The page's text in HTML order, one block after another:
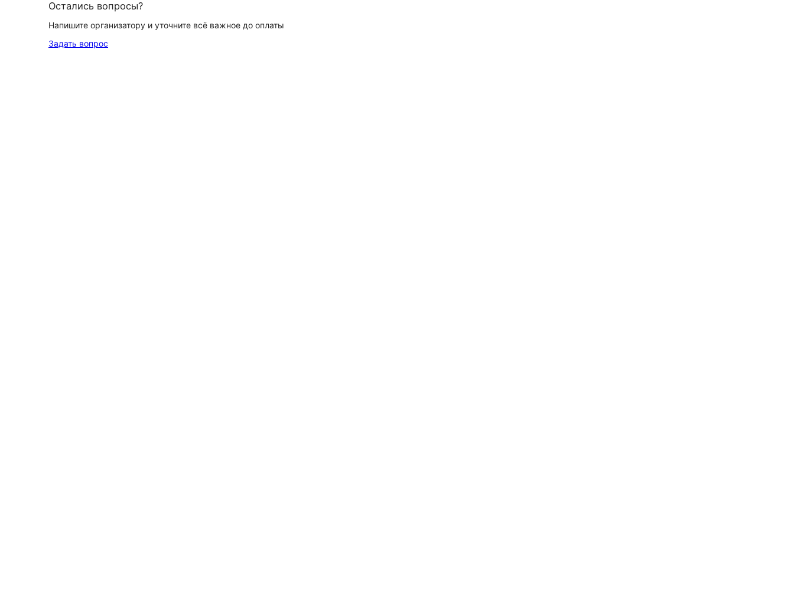
Остались вопросы?
Напишите организатору и уточните всё важное до оплаты
Задать вопрос